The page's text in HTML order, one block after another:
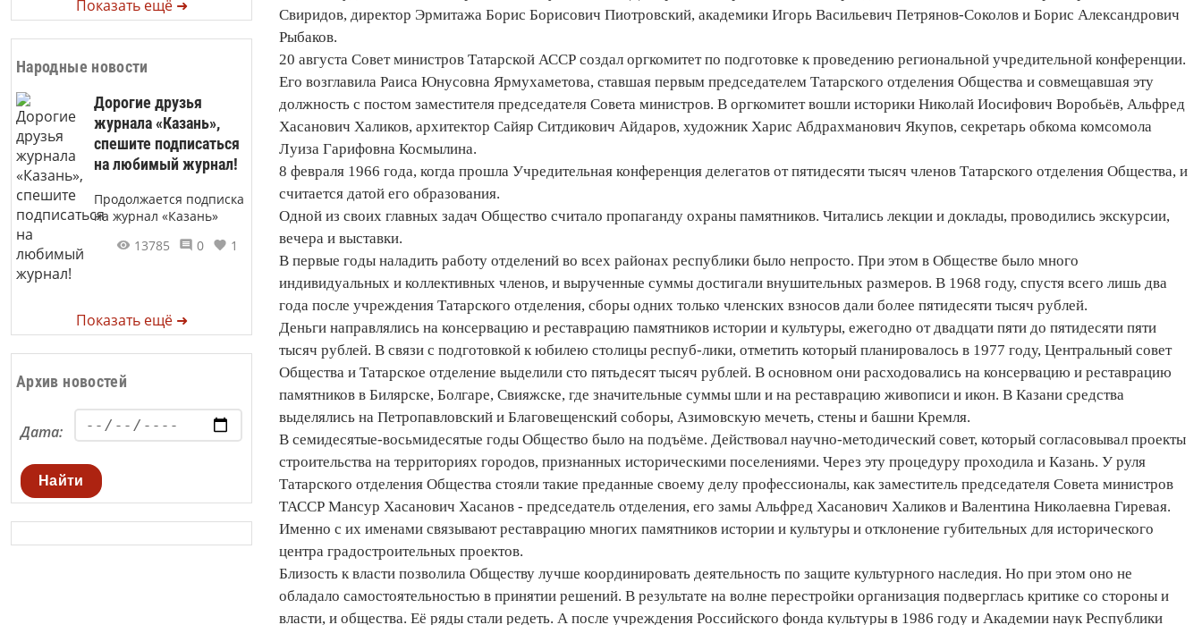
Показать ещё ➜
Народные новости
Дорогие друзья
журнала «Казань»,
спешите подписаться
на любимый журнал!
Продолжается подписка
на журнал «Казань»
13785
0 1
Показать ещё ➜
Архив новостей
Дата:
Найти
Свиридов, директор Эрмитажа Борис Борисович Пиотровский, академики Игорь Васильевич Петрянов-Соколов и Борис Александрович
Рыбаков.
20 августа Совет министров Татарской АССР создал оргкомитет по подготовке к проведению региональной учредительной конференции.
Его возглавила Раиса Юнусовна Ярмухаметова, ставшая первым председателем Татарского отделения Общества и совмещавшая эту
должность с постом заместителя председателя Совета министров. В оргкомитет вошли историки Николай Иосифович Воробьёв, Альфред
Хасанович Халиков, архитектор Сайяр Ситдикович Айдаров, художник Харис Абдрахманович Якупов, секретарь обкома комсомола
Луиза Гарифовна Космылина.
8 февраля 1966 года, когда прошла Учредительная конференция делегатов от пятидесяти тысяч членов Татарского отделения Общества, и
считается датой его образования.
Одной из своих главных задач Общество считало пропаганду охраны памятников. Читались лекции и доклады, проводились экскурсии,
вечера и выставки.
В первые годы наладить работу отделений во всех районах республики было непросто. При этом в Обществе было много
индивидуальных и коллективных членов, и вырученные суммы достигали внушительных размеров. В 1968 году, спустя всего лишь два
года после учреждения Татарского отделения, сборы одних только членских взносов дали более пятидесяти тысяч рублей.
Деньги направлялись на консервацию и реставрацию памятников истории и культуры, ежегодно от двадцати пяти до пятидесяти пяти
тысяч рублей. В связи с подготовкой к юбилею столицы респуб-лики, отметить который планировалось в 1977 году, Центральный совет
Общества и Татарское отделение выделили сто пятьдесят тысяч рублей. В основном они расходовались на консервацию и реставрацию
памятников в Билярске, Болгаре, Свияжске, где значительные суммы шли и на реставрацию живописи и икон. В Казани средства
выделялись на Петропавловский и Благовещенский соборы, Азимовскую мечеть, стены и башни Кремля.
В семидесятые-восьмидесятые годы Общество было на подъёме. Действовал научно-методический совет, который согласовывал проекты
строительства на территориях городов, признанных историческими поселениями. Через эту процедуру проходила и Казань. У руля
Татарского отделения Общества стояли такие преданные своему делу профессионалы, как заместитель председателя Совета министров
ТАССР Мансур Хасанович Хасанов - председатель отделения, его замы Альфред Хасанович Халиков и Валентина Николаевна Гиревая.
Именно с их именами связывают реставрацию многих памятников истории и культуры и отклонение губительных для исторического
центра градостроительных проектов.
Близость к власти позволила Обществу лучше координировать деятельность по защите культурного наследия. Но при этом оно не
обладало самостоятельностью в принятии решений. В результате на волне перестройки организация подверглась критике со стороны и
власти, и общества. Её ряды стали редеть. А после учреждения Российского фонда культуры в 1986 году и Академии наук Республики